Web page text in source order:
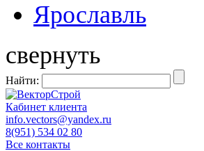
Ярославль
свернуть
Найти:
Кабинет клиента
info.vectors@yandex.ru
8(951) 534 02 80
Все контакты